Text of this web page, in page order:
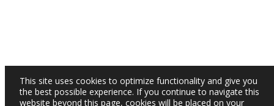
This site uses cookies to optimize functionality and give you
the best possible experience. If you continue to navigate this
website beyond this page, cookies will be placed on your